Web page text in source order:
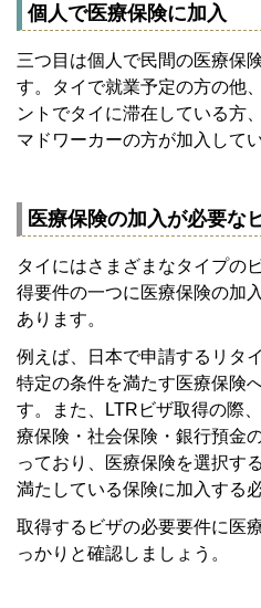
個人で医療保険に加入
三つ目は個人で民間の医療保
す。タイで就業予定の方の他
ントでタイに滞在している方
マドワーカーの方が加入して
医療保険の加入が必要な
タイにはさまざまなタイプの
得要件の一つに医療保険の加
あります。
例えば、日本で申請するリタ
特定の条件を満たす医療保険
す。また、LTRビザ取得の際
療保険・社会保険・銀行預金
っており、医療保険を選択す
満たしている保険に加入する
取得するビザの必要要件に医
っかりと確認しましょう。